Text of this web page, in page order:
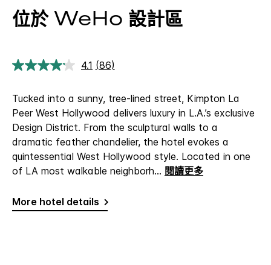
位於 WeHo 設計區
4.1 閱
評
論.
相
同
頁
面
連
結。
(86)
Tucked into a sunny, tree-lined street, Kimpton La
Peer West Hollywood delivers luxury in L.A.’s exclusive
Design District. From the sculptural walls to a
dramatic feather chandelier, the hotel evokes a
quintessential West Hollywood style. Located in one
of LA most walkable neighborh... 閱讀更多
More hotel details